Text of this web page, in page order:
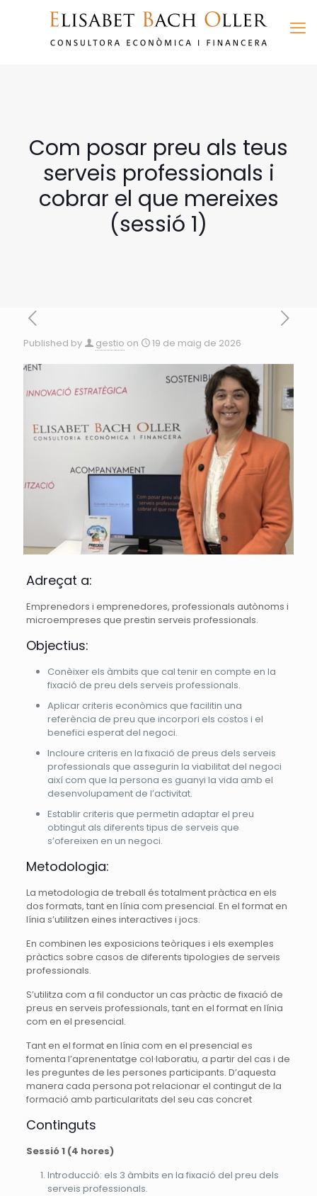
Com posar preu als teus
serveis professionals i
cobrar el que mereixes
(sessió 1)
Published by gestio on 19 de maig de 2026
Adreçat a:
Emprenedors i emprenedores, professionals autònoms i
microempreses que prestin serveis professionals.
Objectius:
Conèixer els àmbits que cal tenir en compte en la
fixació de preu dels serveis professionals.
Aplicar criteris econòmics que facilitin una
referència de preu que incorpori els costos i el
benefici esperat del negoci.
Incloure criteris en la fixació de preus dels serveis
professionals que assegurin la viabilitat del negoci
així com que la persona es guanyi la vida amb el
desenvolupament de l’activitat.
Establir criteris que permetin adaptar el preu
obtingut als diferents tipus de serveis que
s’ofereixen en un negoci.
Metodologia:
La metodologia de treball és totalment pràctica en els
dos formats, tant en línia com presencial. En el format en
línia s’utilitzen eines interactives i jocs.
En combinen les exposicions teòriques i els exemples
pràctics sobre casos de diferents tipologies de serveis
professionals.
S’utilitza com a fil conductor un cas pràctic de fixació de
preus en serveis professionals, tant en el format en línia
com en el presencial.
Tant en el format en línia com en el presencial es
fomenta l’aprenentatge col·laboratiu, a partir del cas i de
les preguntes de les persones participants. D’aquesta
manera cada persona pot relacionar el contingut de la
formació amb particularitats del seu cas concret
Continguts
Sessió 1 (4 hores)
Introducció: els 3 àmbits en la fixació del preu dels
serveis professionals.